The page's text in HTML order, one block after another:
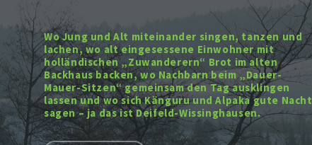
Wo Jung und Alt miteinander singen, tanzen und
lachen, wo alt eingesessene Einwohner mit
holländischen „Zuwanderern“ Brot im alten
Backhaus backen, wo Nachbarn beim „Dauer-
Mauer-Sitzen“ gemeinsam den Tag ausklingen
lassen und wo sich Känguru und Alpaka gute Nacht
sagen – ja das ist Deifeld-Wissinghausen.